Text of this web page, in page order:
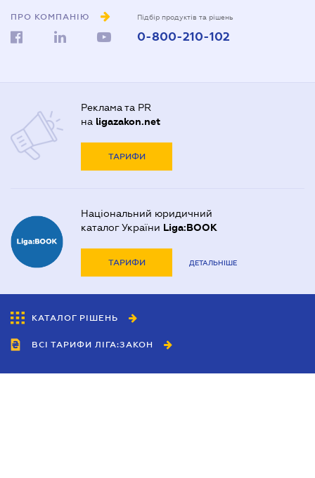
ПРО КОМПАНІЮ Підбір продуктів та рішень
0-800-210-102
Реклама та PR
на ligazakon.net
ТАРИФИ
Національний юридичний
каталог України Liga:BOOK
ТАРИФИ ДЕТАЛЬНІШЕ
КАТАЛОГ РІШЕНЬ
ВСІ ТАРИФИ ЛІГА:ЗАКОН